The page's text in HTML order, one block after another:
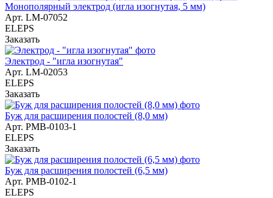
Монополярный электрод (игла изогнутая, 5 мм)
Арт. LM-07052
ELEPS
Заказать
Электрод - "игла изогнутая"
Арт. LM-02053
ELEPS
Заказать
Буж для расширения полостей (8,0 мм)
Арт. РМВ-0103-1
ELEPS
Заказать
Буж для расширения полостей (6,5 мм)
Арт. РМВ-0102-1
ELEPS